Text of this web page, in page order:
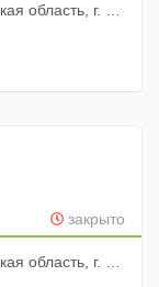
ул. Маловишерская, д. 3
закрыто
реки Гзень, д. 5